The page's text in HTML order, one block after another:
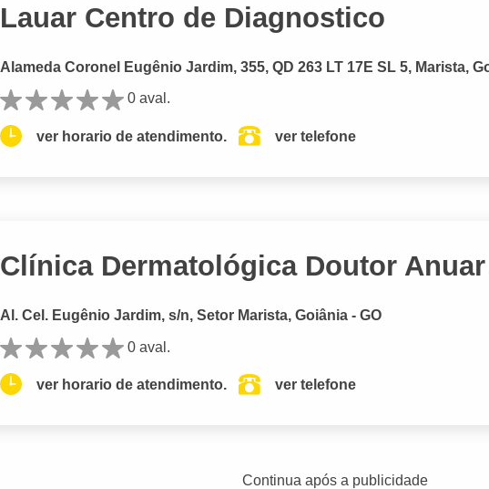
Lauar Centro de Diagnostico
Alameda Coronel Eugênio Jardim, 355, QD 263 LT 17E SL 5, Marista,
0 aval.
ver horario de atendimento. ver telefone
Clínica Dermatológica Doutor Anuar
Al. Cel. Eugênio Jardim, s/n, Setor Marista, Goiânia - GO
0 aval.
ver horario de atendimento. ver telefone
Continua após a publicidade